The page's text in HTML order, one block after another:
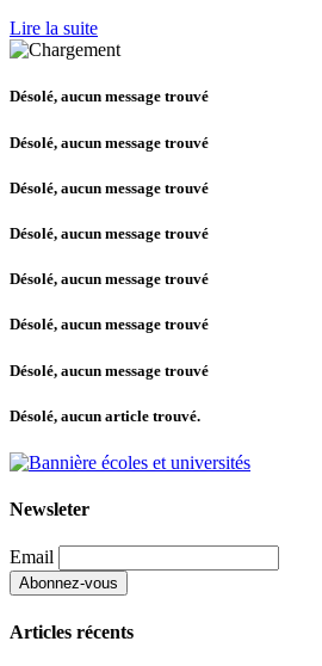
Lire la suite
Désolé, aucun message trouvé
Désolé, aucun message trouvé
Désolé, aucun message trouvé
Désolé, aucun message trouvé
Désolé, aucun message trouvé
Désolé, aucun message trouvé
Désolé, aucun message trouvé
Désolé, aucun article trouvé.
Newsleter
Email
Articles récents